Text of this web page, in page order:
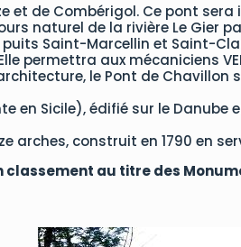
et de Combérigol. Ce pont sera
naturel de la rivière Le Gier
Saint-Marcellin et Saint-
permettra aux mécaniciens
le Pont de Chavillon
en Sicile), édifié sur le Danube
construit en 1790 en
classement au titre des